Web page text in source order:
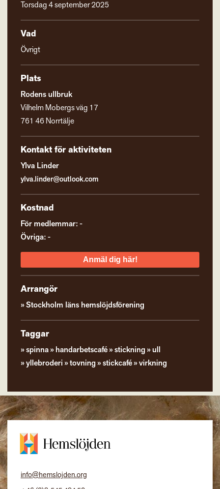
Torsdag 4 september 2025
Vad
Övrigt
Plats
Rodens ullbruk
Vilhelm Mobergs väg 17
761 46 Norrtälje
Kontakt för aktiviteten
Ylva Linder
ylva.linder@outlook.com
Kostnad
För medlemmar: -
Övriga: -
Anmäl dig här!
Arrangör
Stockholm läns hemslöjdsförening
Taggar
spinna handarbetscafé stickning
ull
yllebroderi
tovning stickcafé virkning
info@hemslojden.org